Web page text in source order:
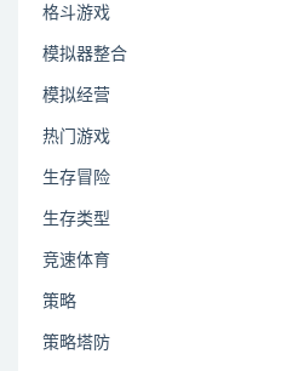
格斗游戏
模拟器整合
模拟经营
热门游戏
生存冒险
生存类型
竞速体育
策略
策略塔防